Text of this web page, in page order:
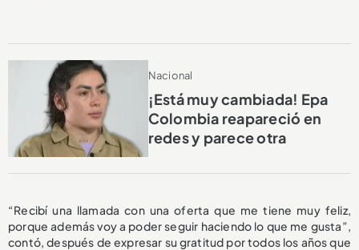
Nacional
¡Está muy cambiada! Epa
Colombia reapareció en
redes y parece otra
“Recibí una llamada con una oferta que me tiene muy feliz,
porque además voy a poder seguir haciendo lo que me gusta”,
contó, después de expresar su gratitud por todos los años que